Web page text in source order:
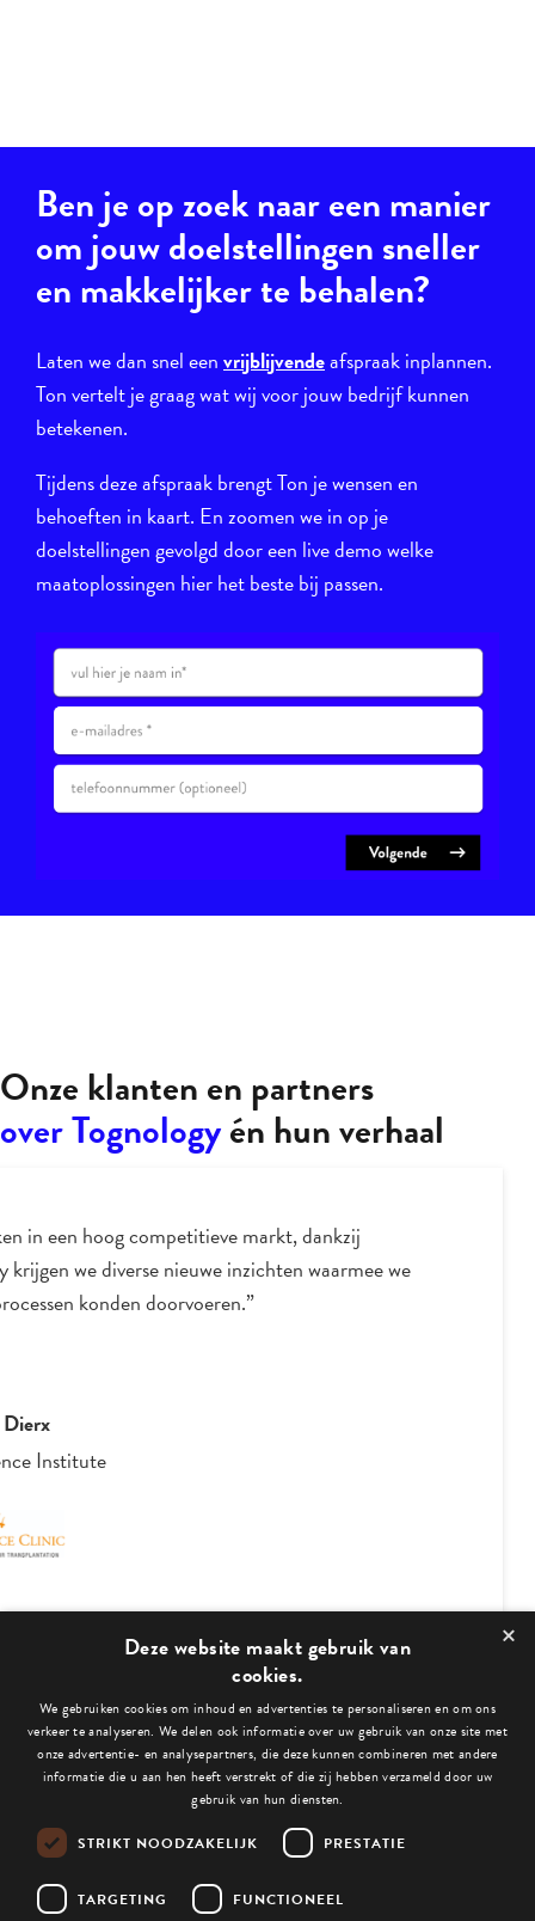
Ben je op zoek naar een manier
om jouw doelstellingen sneller
en makkelijker te behalen?
Laten we dan snel eenvrijblijvendeafspraak inplannen.
Ton vertelt je graag wat wij voor jouw bedrijf kunnen
betekenen.
Tijdens deze afspraak brengt Ton je wensen en
behoeften in kaart. En zoomen we in op je
doelstellingen gevolgd door een live demo welke
maatoplossingen hier het beste bij passen.
Onze klanten en partners
over Tognologyén hun verhaal
in een hoog competitieve markt, dankzij
krijgen we diverse nieuwe inzichten waarmee we
konden doorvoeren.”
Institute
3 /4
Bekijk ook deze blogs:
Niets gevonden.
×
Deze website maakt gebruik van
cookies.
We gebruiken cookies om inhoud en advertenties te personaliseren en om ons
verkeer te analyseren. We delen ook informatie over uw gebruik van onze site met
onze advertentie- en analysepartners, die deze kunnen combineren met andere
informatie die u aan hen heeft verstrekt of die zij hebben verzameld door uw
gebruik van hun diensten.
STRIKT NOODZAKELIJK PRESTATIE
TARGETING FUNCTIONEEL